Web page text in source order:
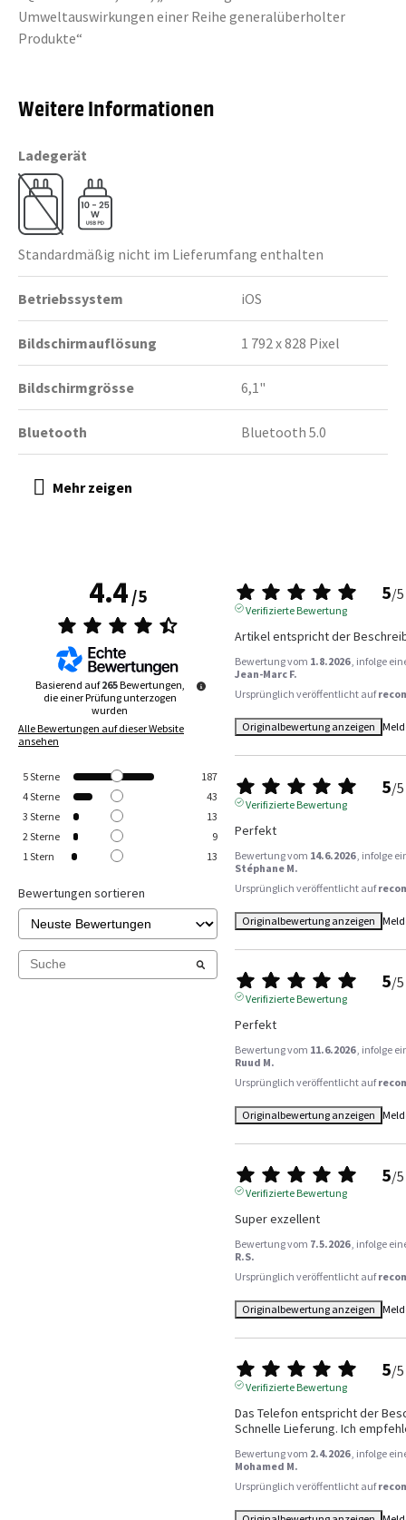
Umweltauswirkungen einer Reihe generalüberholter
Produkte“
Weitere Informationen
Ladegerät
Standardmäßig nicht im Lieferumfang enthalten
Betriebssystem iOS
Bildschirmauflösung 1 792 x 828 Pixel
Bildschirmgrösse 6,1"
Bluetooth Bluetooth 5.0
4.4/5
Basierend auf265Bewertungen,
die einer Prüfung unterzogen
wurden
Alle Bewertungen auf dieser Website
ansehen
5Sterne
187
4Sterne
43
3 Sterne
13
2 Sterne
9
1 Stern 13
Bewertungen sortieren
5/5
Verifizierte Bewertung
Artikel entspricht der
Bewertung vom 1.8.2026 , infolge
Jean-Marc F.
Ursprünglich veröffentlicht auf
Originalbewertung anzeigen
5/5
Verifizierte Bewertung
Perfekt
Bewertung vom 14.6.2026 , infolge
Stéphane M.
Ursprünglich veröffentlicht auf
Originalbewertung anzeigen
5/5
Verifizierte Bewertung
Perfekt
Bewertung vom 11.6.2026 , infolge
Ruud M.
Ursprünglich veröffentlicht auf
Originalbewertung anzeigen
5/5
Verifizierte Bewertung
Super exzellent
Bewertung vom 7.5.2026 , infolge
R.S.
Ursprünglich veröffentlicht auf
Originalbewertung anzeigen
5/5
Verifizierte Bewertung
Das Telefon entspricht der
Schnelle Lieferung. Ich
Bewertung vom 2.4.2026 , infolge
Mohamed M.
Ursprünglich veröffentlicht auf